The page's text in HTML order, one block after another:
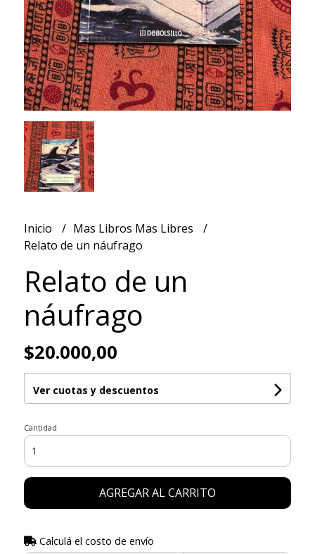
Inicio
Mas Libros Mas Libres
Relato de un náufrago
Relato de un
náufrago
$20.000,00
Ver cuotas y descuentos
Cantidad
AGREGAR AL CARRITO
Calculá el costo de envío